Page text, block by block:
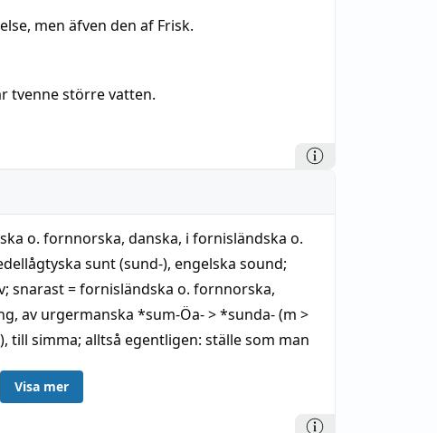
men äfven den af Frisk.
tvenne större vatten.
o. fornnorska, danska, i fornisländska o.
sunt (sund-), engelska sound;
snarast = fornisländska o. fornnorska,
av urgermanska *sum-Öa- > *sunda- (m >
till simma; alltså egentligen: ställe som man
Trångsund betecknar ordet smala gator,
Visa mer